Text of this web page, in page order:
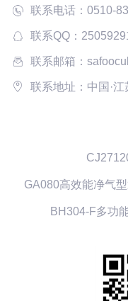
联系电话：0510-
联系QQ：
联系邮箱：
联系地址：中国·
GA080高效能净气
BH304-F多功